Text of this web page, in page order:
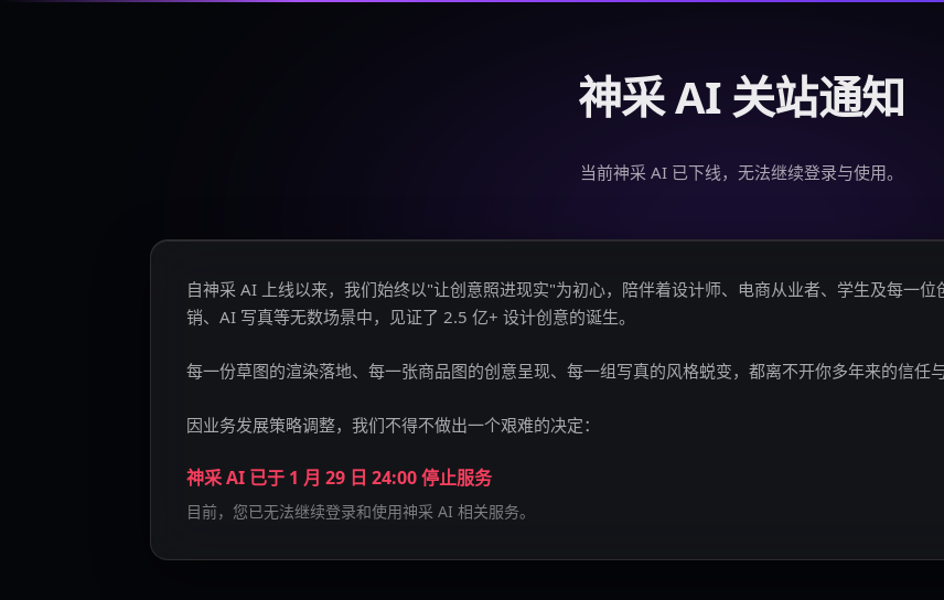
神采 AI 关站通知
当前神采 AI 已下线，无法继续登录与使用。
自神采 AI 上线以来，我们始终以"让创意照进现实"为初心，陪伴着设计师、电商从业者、学生及每一
销、AI 写真等无数场景中，见证了 2.5 亿+ 设计创意的诞生。
每一份草图的渲染落地、每一张商品图的创意呈现、每一组写真的风格蜕变，都离不开你多年来的信任
因业务发展策略调整，我们不得不做出一个艰难的决定：
神采 AI 已于 1 月 29 日 24:00 停止服务
目前，您已无法继续登录和使用神采 AI 相关服务。